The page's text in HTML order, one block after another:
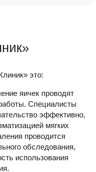
это:
яичек проводят
Специалисты
эффективно,
мягких
проводится
обследования,
использования